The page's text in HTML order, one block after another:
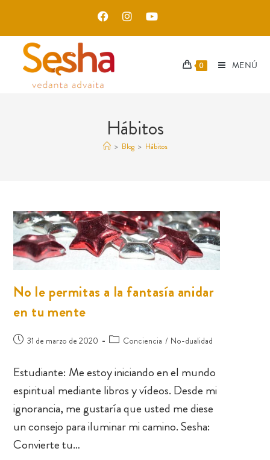
0 MENÚ
Hábitos
> Blog > Hábitos
No le permitas a la fantasía anidar
en tu mente
31 de marzo de 2020 Conciencia / No-dualidad
Estudiante: Me estoy iniciando en el mundo
espiritual mediante libros y vídeos. Desde mi
ignorancia, me gustaría que usted me diese
un consejo para iluminar mi camino. Sesha:
Convierte tu…